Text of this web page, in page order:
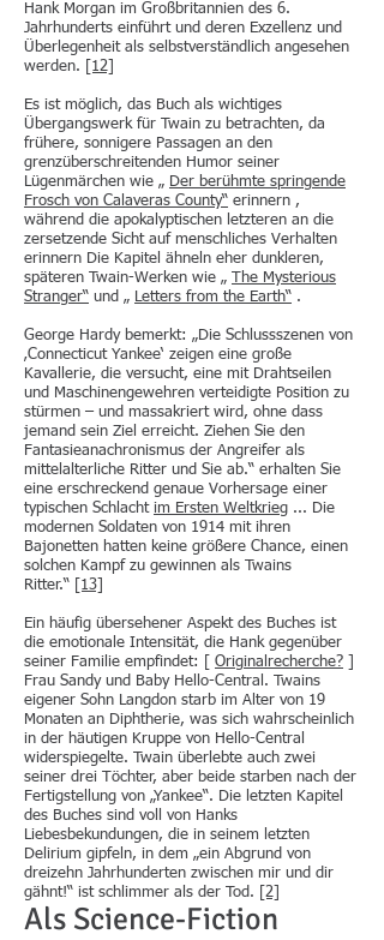
Hank Morgan im Großbritannien des 6.
Jahrhunderts einführt und deren Exzellenz und
Überlegenheit als selbstverständlich angesehen
werden.
[12]
Es ist möglich, das Buch als wichtiges
Übergangswerk für Twain zu betrachten, da
frühere, sonnigere Passagen an den
grenzüberschreitenden Humor seiner
Lügenmärchen wie „ Der berühmte springende
Frosch von Calaveras County“ erinnern ,
während die apokalyptischen letzteren an die
zersetzende Sicht auf menschliches Verhalten
erinnern Die Kapitel ähneln eher dunkleren,
späteren Twain-Werken wie „ The Mysterious
Stranger“ und „ Letters from the Earth“ .
George Hardy bemerkt: „Die Schlussszenen von
‚Connecticut Yankee‘ zeigen eine große
Kavallerie, die versucht, eine mit Drahtseilen
und Maschinengewehren verteidigte Position zu
stürmen – und massakriert wird, ohne dass
jemand sein Ziel erreicht. Ziehen Sie den
Fantasieanachronismus der Angreifer als
mittelalterliche Ritter und Sie ab.“ erhalten Sie
eine erschreckend genaue Vorhersage einer
typischen Schlacht im Ersten Weltkrieg ... Die
modernen Soldaten von 1914 mit ihren
Bajonetten hatten keine größere Chance, einen
solchen Kampf zu gewinnen als Twains
Ritter.“
[13]
Ein häufig übersehener Aspekt des Buches ist
die emotionale Intensität, die Hank gegenüber
seiner Familie empfindet: [ Originalrecherche?
Frau Sandy und Baby Hello-Central. Twains
eigener Sohn Langdon starb im Alter von 19
Monaten an Diphtherie, was sich wahrscheinlich
in der häutigen Kruppe von Hello-Central
widerspiegelte. Twain überlebte auch zwei
seiner drei Töchter, aber beide starben nach der
Fertigstellung von „Yankee“. Die letzten Kapitel
des Buches sind voll von Hanks
Liebesbekundungen, die in seinem letzten
Delirium gipfeln, in dem „ein Abgrund von
dreizehn Jahrhunderten zwischen mir und dir
gähnt!“ ist schlimmer als der Tod.
[2]
Als Science-Fiction